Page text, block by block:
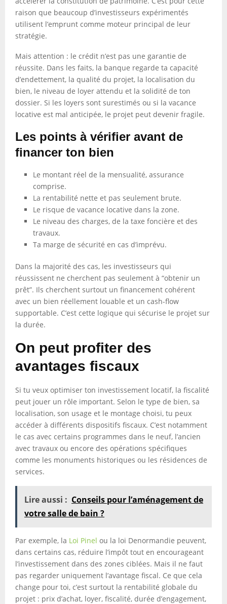
raison que beaucoup d’investisseurs expérimentés
utilisent l’emprunt comme moteur principal de leur
stratégie.
Mais attention : le crédit n’est pas une garantie de
réussite. Dans les faits, la banque regarde ta capacité
d’endettement, la qualité du projet, la localisation du
bien, le niveau de loyer attendu et la solidité de ton
dossier. Si les loyers sont surestimés ou si la vacance
locative est mal anticipée, le projet peut devenir fragile.
Les points à vérifier avant de
financer ton bien
Le montant réel de la mensualité, assurance
comprise.
La rentabilité nette et pas seulement brute.
Le risque de vacance locative dans la zone.
Le niveau des charges, de la taxe foncière et des
travaux.
Ta marge de sécurité en cas d’imprévu.
Dans la majorité des cas, les investisseurs qui
réussissent ne cherchent pas seulement à “obtenir un
prêt”. Ils cherchent surtout un financement cohérent
avec un bien réellement louable et un cash-flow
supportable. C’est cette logique qui sécurise le projet sur
la durée.
On peut profiter des
avantages fiscaux
Si tu veux optimiser ton investissement locatif, la fiscalité
peut jouer un rôle important. Selon le type de bien, sa
localisation, son usage et le montage choisi, tu peux
accéder à différents dispositifs fiscaux. C’est notamment
le cas avec certains programmes dans le neuf, l’ancien
avec travaux ou encore des opérations spécifiques
comme les monuments historiques ou les résidences de
services.
Lire aussi : Conseils pour l’aménagement de
votre salle de bain ?
Par exemple, la Loi Pinel ou la loi Denormandie peuvent,
dans certains cas, réduire l’impôt tout en encourageant
l’investissement dans des zones ciblées. Mais il ne faut
pas regarder uniquement l’avantage fiscal. Ce que cela
change pour toi, c’est surtout la rentabilité globale du
projet : prix d’achat, loyer, fiscalité, durée d’engagement,